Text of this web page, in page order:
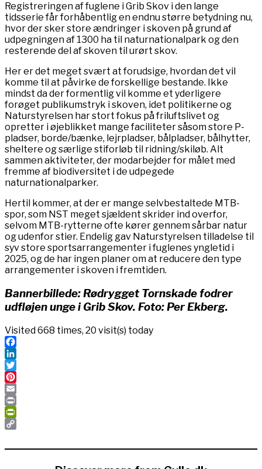
Registreringen af fuglene i Grib Skov i den lange
tidsserie får forhåbentlig en endnu større betydning nu,
hvor der sker store ændringer i skoven på grund af
udpegningen af 1300 ha til naturnationalpark og den
resterende del af skoven til urørt skov.
Her er det meget svært at forudsige, hvordan det vil
komme til at påvirke de forskellige bestande. Ikke
mindst da der formentlig vil komme et yderligere
forøget publikumstryk i skoven, idet politikerne og
Naturstyrelsen har stort fokus på friluftslivet og
opretter i øjeblikket mange faciliteter såsom store P-
pladser, borde/bænke, lejrpladser, bålpladser, bålhytter,
sheltere og særlige stiforløb til ridning/skiløb. Alt
sammen aktiviteter, der modarbejder for målet med
fremme af biodiversitet i de udpegede
naturnationalparker.
Hertil kommer, at der er mange selvbestaltede MTB-
spor, som NST meget sjældent skrider ind overfor,
selvom MTB-rytterne ofte kører gennem sårbar natur
og udenfor stier. Endelig gav Naturstyrelsen tilladelse til
syv store sportsarrangementer i fuglenes yngletid i
2025, og de har ingen planer om at reducere den type
arrangementer i skoven i fremtiden.
Bannerbillede: Rødrygget Tornskade fodrer
udfløjen unge i Grib Skov. Foto: Per Ekberg.
Visited 668 times, 20 visit(s) today
Facebook
LinkedIn
Twitter
Pinterest
Email
Print
PrintFriendly
Link